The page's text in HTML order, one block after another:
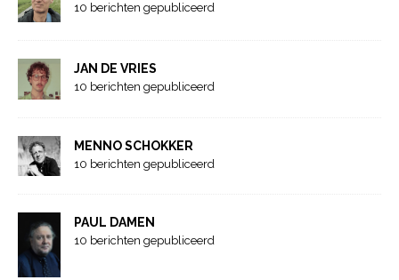
10 berichten gepubliceerd
JAN DE VRIES
10 berichten gepubliceerd
MENNO SCHOKKER
10 berichten gepubliceerd
PAUL DAMEN
10 berichten gepubliceerd